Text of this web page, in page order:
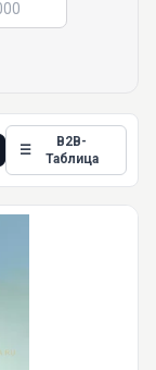
☰
B2B-
Таблица